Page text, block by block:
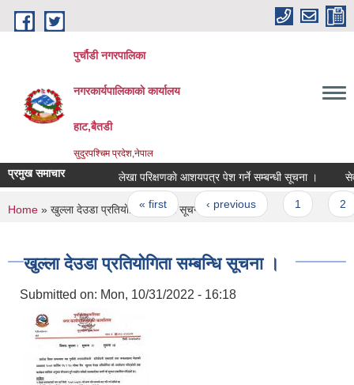
Skip to main content
पुर्चौडी नगरपालिका
नगरकार्यपालिकाकाे कार्यालय
हाट,बैतडी
सुदुरपश्चिम प्रदेश,नेपाल
प्रमुख समाचार लेखा परिक्षणकाे आशयपत्र पेश गर्ने सम्बन्धी सूचना ।
Pages
« first ‹ previous
You are here
Home » खुल्ला देउडा प्रतियोगिता सम्बन्धि सूचना ।
खुल्ला देउडा प्रतियोगिता सम्बन्धि सूचना ।
Submitted on: Mon, 10/31/2022 - 16:18